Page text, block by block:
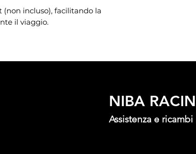
incluso), facilitando la
il viaggio.
NIBA
Assistenza e ricambi